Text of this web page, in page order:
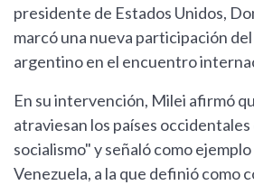
presidente de Estados Unidos,
marcó una nueva participación
argentino en el encuentro
En su intervención, Milei afirmó
atraviesan los países
socialismo" y señaló como
Venezuela, a la que definió como